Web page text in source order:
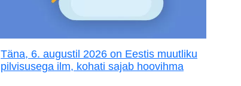
Täna, 6. augustil 2026 on Eestis muutliku
pilvisusega ilm, kohati sajab hoovihma